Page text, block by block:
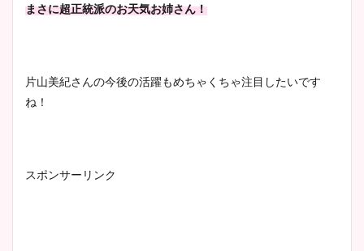
まさに超正統派のお天気お姉さん！
片山美紀さんの今後の活躍もめちゃくちゃ注目したいです
ね！
スポンサーリンク